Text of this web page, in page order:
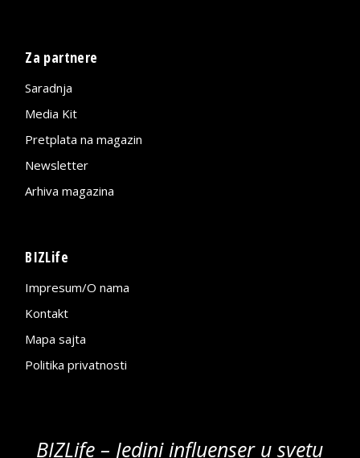
Za partnere
Saradnja
Media Kit
Pretplata na magazin
Newsletter
Arhiva magazina
BIZLife
Impresum/O nama
Kontakt
Mapa sajta
Politika privatnosti
BIZLife – Jedini influenser u svetu